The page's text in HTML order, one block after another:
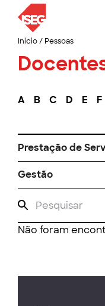
Início/ Pessoas
A B C D E F
Prestação de
Gestão
Não foram